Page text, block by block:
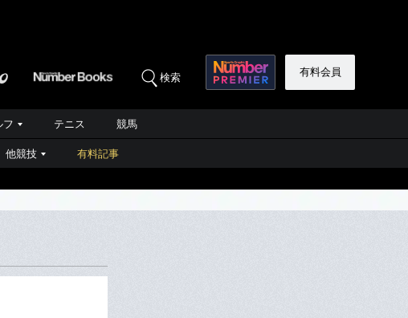
検索 有料会員
フ テニス 競馬
他競技 有料記事